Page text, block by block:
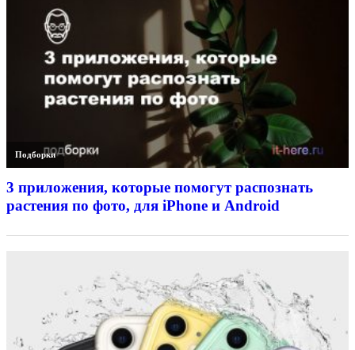
Подборки
3 приложения, которые помогут распознать
растения по фото, для iPhone и Android